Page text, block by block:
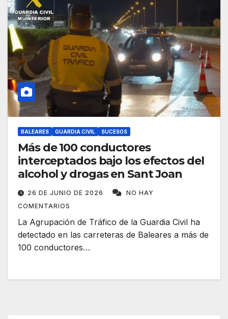
BALEARES GUARDIA CIVIL SUCESOS
Más de 100 conductores
interceptados bajo los efectos del
alcohol y drogas en Sant Joan
26 DE JUNIO DE 2026
NO HAY
COMENTARIOS
La Agrupación de Tráfico de la Guardia Civil ha
detectado en las carreteras de Baleares a más de
100 conductores…